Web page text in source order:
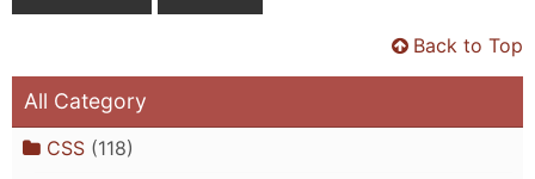
Back to Top
All Category
CSS(118)